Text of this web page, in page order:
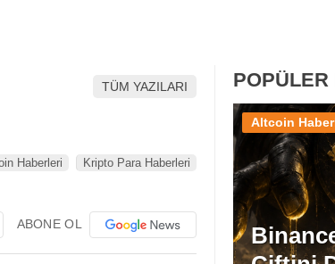
TÜM YAZILARI
Haberleri Kripto Para Haberleri
ABONE OL
Altcoin